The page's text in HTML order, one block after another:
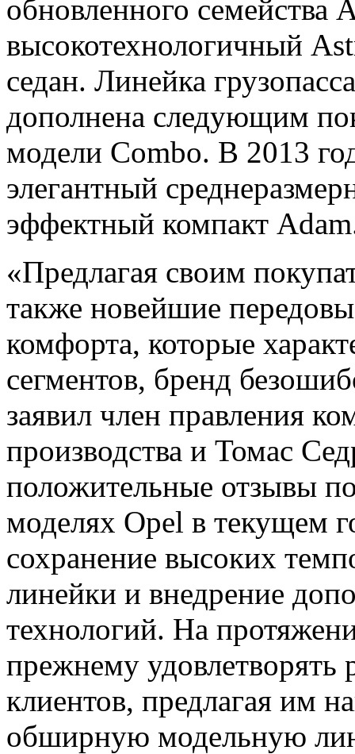
обновленного семейства
высокотехнологичный
седан. Линейка
дополнена следующим
модели Combo. В 2013
элегантный
эффектный компакт
«Предлагая своим
также новейшие
комфорта, которые
сегментов, бренд
заявил член правления
производства и Томас
положительные отзывы
моделях Opel в текущем
сохранение высоких
линейки и внедрение
технологий. На
прежнему
клиентов, предлагая им
обширную модельную